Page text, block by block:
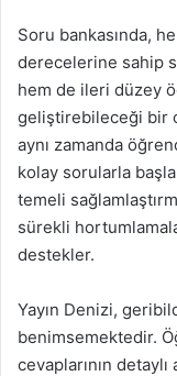
Soru bankasında,
derecelerine sahip
hem de ileri düzey
geliştirebileceği bir
aynı zamanda
kolay sorularla
temeli
sürekli
destekler.
Yayın Denizi,
benimsemektedir.
cevaplarının detaylı